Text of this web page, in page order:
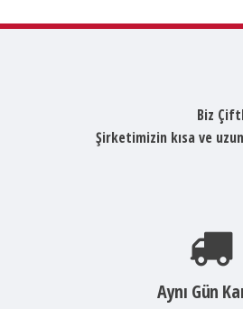
Biz
Şirketimizin kısa ve
Aynı Gün